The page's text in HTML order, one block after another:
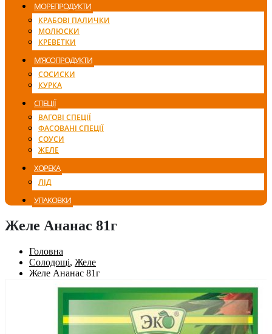
МОРЕПРОДУКТИ
КРАБОВІ ПАЛИЧКИ
МОЛЮСКИ
КРЕВЕТКИ
М’ЯСОПРОДУКТИ
СОСИСКИ
КУРКА
СПЕЦІЇ
ВАГОВІ СПЕЦІЇ
ФАСОВАНІ СПЕЦІЇ
СОУСИ
ЖЕЛЕ
ХОРЕКА
ЛІД
УПАКОВКИ
Желе Ананас 81г
Головна
Солодощі, Желе
Желе Ананас 81г